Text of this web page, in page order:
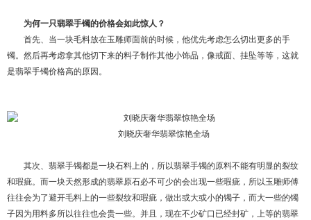
为何一只翡翠手镯的价格会如此惊人？
首先、当一块毛料放在玉雕师面前的时候，他优先考虑怎么切出更多的手
镯。然后再考虑拿其他切下来的料子制作其他小饰品，像戒面、挂坠等等，这就
是翡翠手镯价格高的原因。
刘晓庆奢华翡翠惊艳全场
其次、翡翠手镯都是一块石料上的，所以翡翠手镯的原料不能有明显的裂纹
和瑕疵。而一块天然形成的翡翠原石必不可少的会出现一些瑕疵，所以玉雕师傅
往往会为了避开毛料上的一些裂纹和瑕疵，做出或大或小的镯子，而大一些的镯
子因为用料多所以往往也会贵一些。 并且，现在不少矿口已经封矿，上等的翡翠